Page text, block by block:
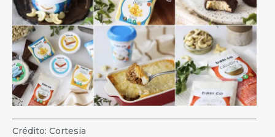
Crédito: Cortesia